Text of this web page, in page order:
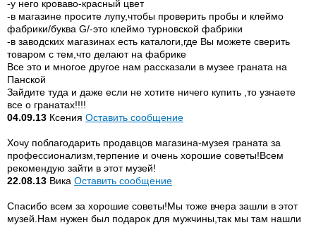
-у него кроваво-красный цвет
-в магазине просите лупу,чтобы проверить пробы и клеймо
фабрики/буква G/-это клеймо турновской фабрики
-в заводских магазинах есть каталоги,где Вы можете сверить
товаром с тем,что делают на фабрике
Все это и многое другое нам рассказали в музее граната на
Панской
Зайдите туда и даже если не хотите ничего купить ,то узнаете
все о гранатах!!!!
04.09.13 Ксения Оставить сообщение
Хочу поблагодарить продавцов магазина-музея граната за
профессионализм,терпение и очень хорошие советы!Всем
рекомендую зайти в этот музей!
22.08.13 Вика Оставить сообщение
Спасибо всем за хорошие советы!Мы тоже вчера зашли в этот
музей.Нам нужен был подарок для мужчины,так мы там нашли